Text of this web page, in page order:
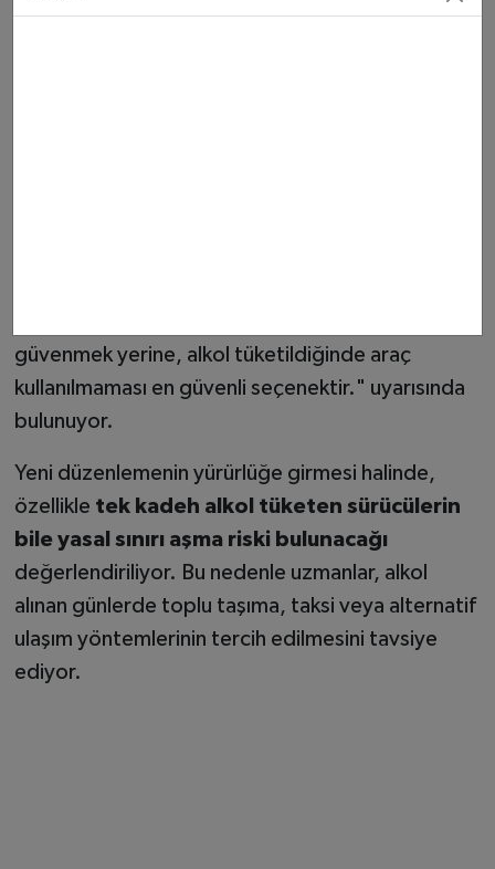
güvenmek yerine, alkol tüketildiğinde araç
kullanılmaması en güvenli seçenektir." uyarısında
bulunuyor.
Yeni düzenlemenin yürürlüğe girmesi halinde,
özellikle tek kadeh alkol tüketen sürücülerin
bile yasal sınırı aşma riski bulunacağı
değerlendiriliyor. Bu nedenle uzmanlar, alkol
alınan günlerde toplu taşıma, taksi veya alternatif
ulaşım yöntemlerinin tercih edilmesini tavsiye
ediyor.